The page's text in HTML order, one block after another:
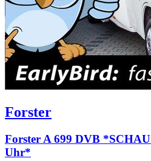
Forster
Forster A 699 DVB
Uhr*